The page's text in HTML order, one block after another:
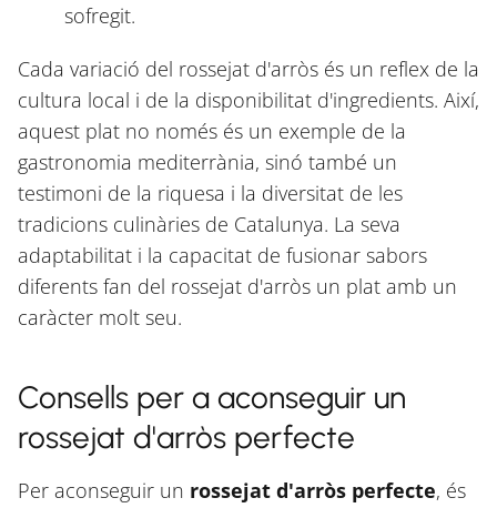
sofregit.
Cada variació del rossejat d'arròs és un reflex de la
cultura local i de la disponibilitat d'ingredients. Així,
aquest plat no només és un exemple de la
gastronomia mediterrània, sinó també un
testimoni de la riquesa i la diversitat de les
tradicions culinàries de Catalunya. La seva
adaptabilitat i la capacitat de fusionar sabors
diferents fan del rossejat d'arròs un plat amb un
caràcter molt seu.
Consells per a aconseguir un
rossejat d'arròs perfecte
Per aconseguir un rossejat d'arròs perfecte, és